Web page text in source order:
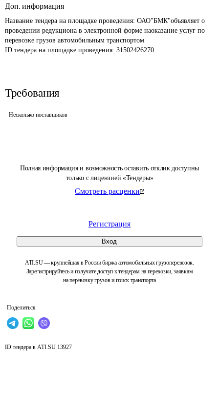
Полная информация и возможность оставить отклик доступны
только с лицензией «Тендеры»
Смотреть расценки
Регистрация
Вход
ATI.SU — крупнейшая в России биржа автомобильных грузоперевозок.
Зарегистрируйтесь и получите доступ к тендерам на перевозки, заявкам
на перевозку грузов и поиск транспорта
Поделиться
Доп. информация
Название тендера на площадке проведения: ОАО"БМК"объявляет о
проведении редукциона в электронной форме наоказание услуг по
перевозке грузов автомобильным транспортом
ID тендера на площадке проведения: 31502426270
Требования
Несколько поставщиков
ID тендера в ATI.SU 13927